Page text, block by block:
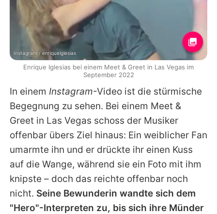
In einem Instagram-Video ist die stürmische
Begegnung zu sehen. Bei einem Meet &
Greet in Las Vegas schoss der Musiker
offenbar übers Ziel hinaus: Ein weiblicher Fan
umarmte ihn und er drückte ihr einen Kuss
auf die Wange, während sie ein Foto mit ihm
knipste – doch das reichte offenbar noch
nicht. Seine Bewunderin wandte sich dem
"Hero"-Interpreten zu, bis sich ihre Münder
Instagram / enriqueiglesias
Enrique Iglesias bei einem Meet & Greet in Las Vegas im
September 2022